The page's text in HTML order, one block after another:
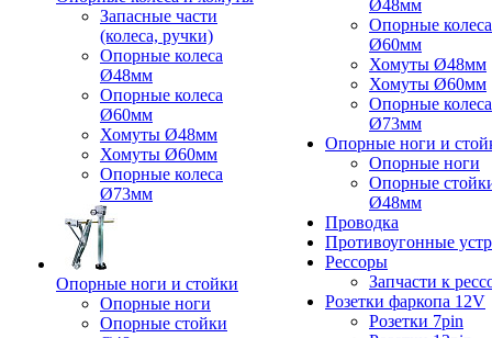
Запасные части
(колеса, ручки)
Опорные колеса
Ø48мм
Опорные колеса
Ø60мм
Хомуты Ø48мм
Хомуты Ø60мм
Опорные колеса
Ø73мм
Опорные ноги и стойки
Опорные ноги
Опорные стойки
Ø48мм
Опорные колеса
Ø60мм
Хомуты Ø48мм
Хомуты Ø60мм
Опорные колеса
Ø73мм
Опорные ноги и
Опорные ноги
Опорные
Ø48мм
Проводка
Противоугонные
Рессоры
Запчасти к
Розетки фаркопа 12V
Розетки 7pin